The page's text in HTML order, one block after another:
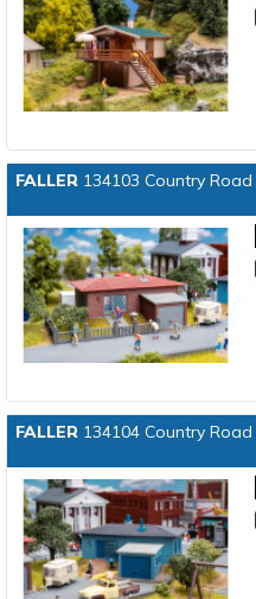
FALLER134103 Country
FALLER134104 Country